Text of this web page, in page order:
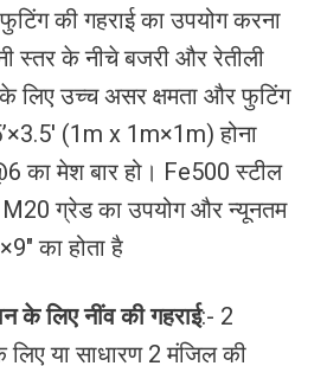
की गहराई का उपयोग करना
स्तर के नीचे बजरी और रेतीली
लिए उच्च असर क्षमता और फुटिंग
(1m x 1m×1m) होना
का मेश बार हो। Fe500 स्टील
ग्रेड का उपयोग और न्यूनतम
का होता है
के लिए नींव की गहराई:- 2
या साधारण 2 मंजिल की